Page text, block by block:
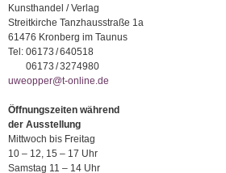
Kunsthandel / Verlag
Streitkirche Tanzhausstraße 1a
61476 Kronberg im Taunus
Tel: 06173 / 640518
06173 / 3274980
uweopper@t-online.de
Öffnungszeiten während
der Ausstellung
Mittwoch bis Freitag
10 – 12, 15 – 17 Uhr
Samstag 11 – 14 Uhr